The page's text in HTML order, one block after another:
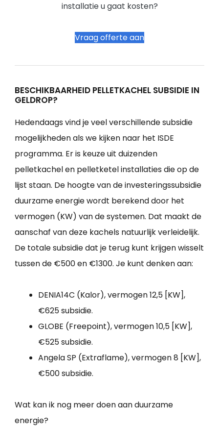
installatie u gaat kosten?
Vraag offerte aan
BESCHIKBAARHEID PELLETKACHEL SUBSIDIE IN
GELDROP?
Hedendaags vind je veel verschillende subsidie
mogelijkheden als we kijken naar het ISDE
programma. Er is keuze uit duizenden
pelletkachel en pelletketel installaties die op de
lijst staan. De hoogte van de investeringssubsidie
duurzame energie wordt berekend door het
vermogen (KW) van de systemen. Dat maakt de
aanschaf van deze kachels natuurlijk verleidelijk.
De totale subsidie dat je terug kunt krijgen wisselt
tussen de €500 en €1300. Je kunt denken aan:
DENIA14C (Kalor), vermogen 12,5 [KW],
€625 subsidie.
GLOBE (Freepoint), vermogen 10,5 [KW],
€525 subsidie.
Angela SP (Extraflame), vermogen 8 [KW],
€500 subsidie.
Wat kan ik nog meer doen aan duurzame
energie?